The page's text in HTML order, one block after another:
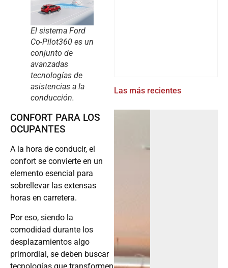
El sistema Ford
Co-Pilot360 es un
conjunto de
avanzadas
tecnologías de
asistencias a la
conducción.
CONFORT PARA LOS
OCUPANTES
A la hora de conducir, el
confort se convierte en un
elemento esencial para
sobrellevar las extensas
horas en carretera.
Por eso, siendo la
comodidad durante los
desplazamientos algo
primordial, se deben buscar
tecnologías que transformen
Las más recientes